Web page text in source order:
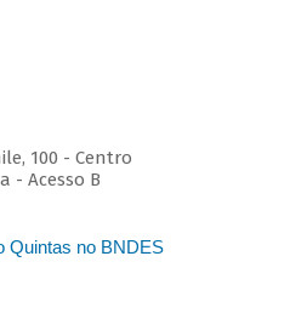
100 - Centro
- Acesso B
Quintas no BNDES